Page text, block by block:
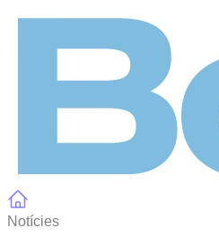
Notícies